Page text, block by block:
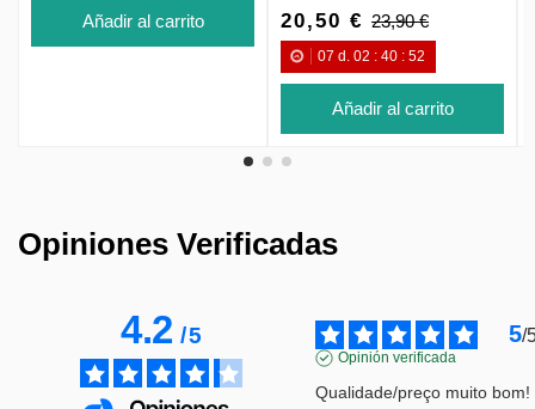
Añadir al carrito 20,50 € 23,90 €
07 d. 02 : 40: 52
Añadir al carrito
Opiniones Verificadas
4.2/5 5/
Opinión verificada
Qualidade/preço muito bom!